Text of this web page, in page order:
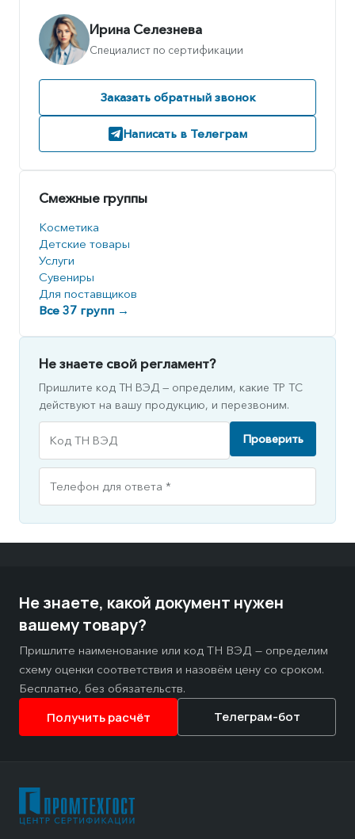
Ирина Селезнева
Специалист по сертификации
Заказать обратный звонок
Написать в Телеграм
Смежные группы
Косметика
Детские товары
Услуги
Сувениры
Для поставщиков
Все 37 групп →
Не знаете свой регламент?
Пришлите код ТН ВЭД — определим, какие ТР ТС
действуют на вашу продукцию, и перезвоним.
Проверить
Не знаете, какой документ нужен
вашему товару?
Пришлите наименование или код ТН ВЭД — определим
схему оценки соответствия и назовём цену со сроком.
Бесплатно, без обязательств.
Получить расчёт Телеграм-бот